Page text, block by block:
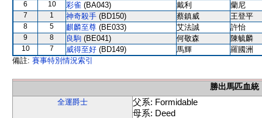
6 10 彩雀 (BA043) 戴利 蘭尼
7 1 神奇殺手 (BD150) 蔡鎮威 王登平
8 5 麒麟至尊 (BE033) 艾法誠 許怡
9 8 良駒 (BE041) 何敬森 陳毓麟
10 7 威得至好 (BD149) 馬輝
羅國洲
備註: 賽事特別情況索引
勝出馬匹血統
全運爵士
父系: Formidable
母系: Deed